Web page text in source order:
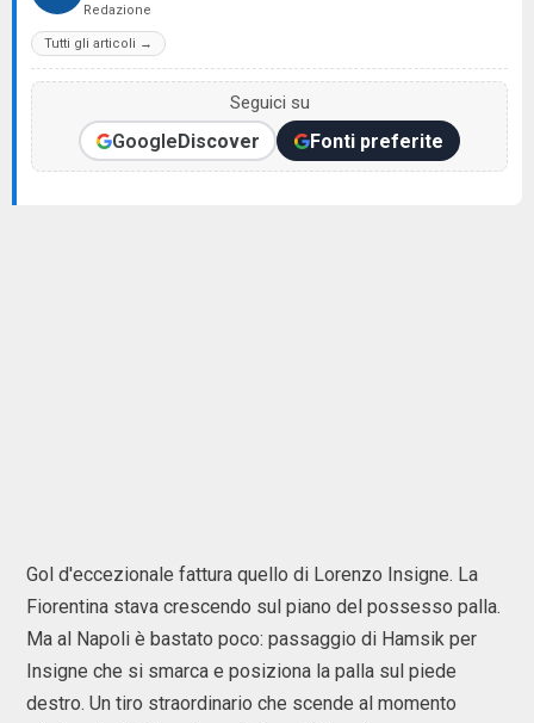
Redazione
Tutti gli articoli →
Seguici su
GoogleDiscover Fonti preferite
Gol d'eccezionale fattura quello di Lorenzo Insigne. La
Fiorentina stava crescendo sul piano del possesso palla.
Ma al Napoli è bastato poco: passaggio di Hamsik per
Insigne che si smarca e posiziona la palla sul piede
destro. Un tiro straordinario che scende al momento